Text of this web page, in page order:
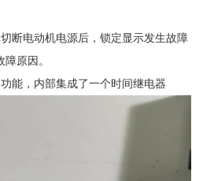
断电动机电源后，锁定显示发生故障
原因。
能，内部集成了一个时间继电器